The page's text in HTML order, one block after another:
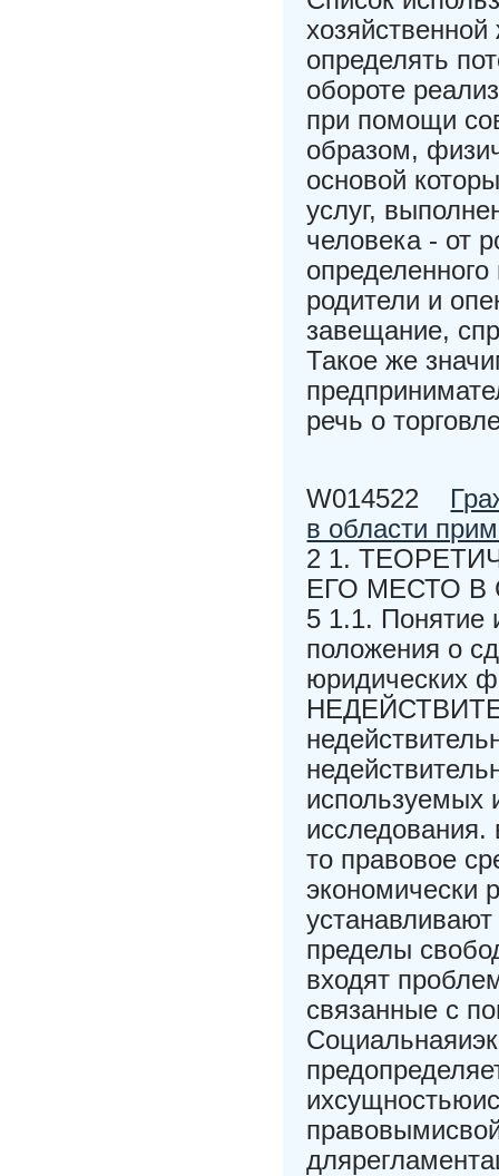
определять
обороте
при помощи
образом,
основой
услуг,
человека - от
родители и
завещание,
Такое же
речь о
W014522
в области
2 1.
ЕГО МЕСТО В
5 1.1. Понятие
положения о
юридических
используемых
то правовое
экономически
пределы
входят
связанные с